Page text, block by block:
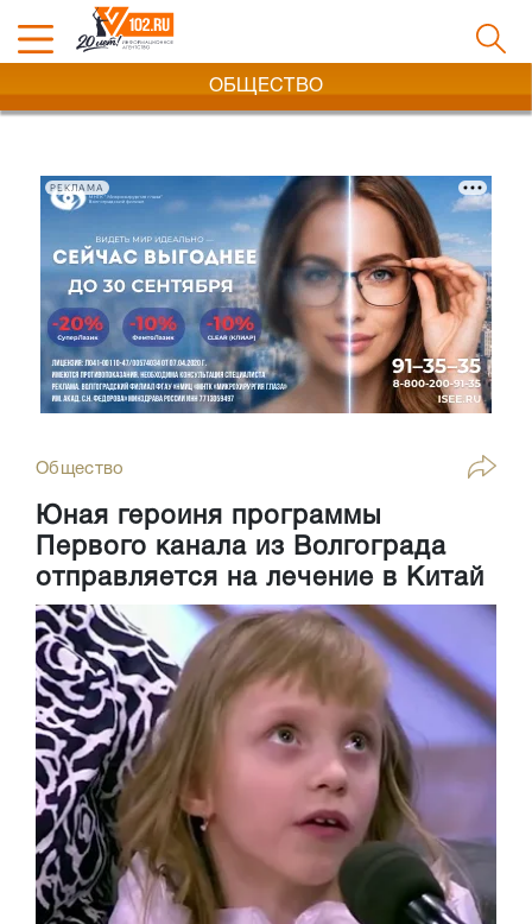
ОБЩЕСТВО
РЕКЛАМА
Общество
Юная героиня программы
Первого канала из Волгограда
отправляется на лечение в Китай